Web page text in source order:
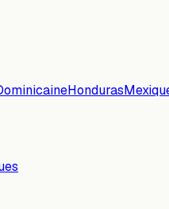
Honduras